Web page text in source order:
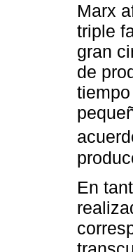
Marx
triple
gran
de
En